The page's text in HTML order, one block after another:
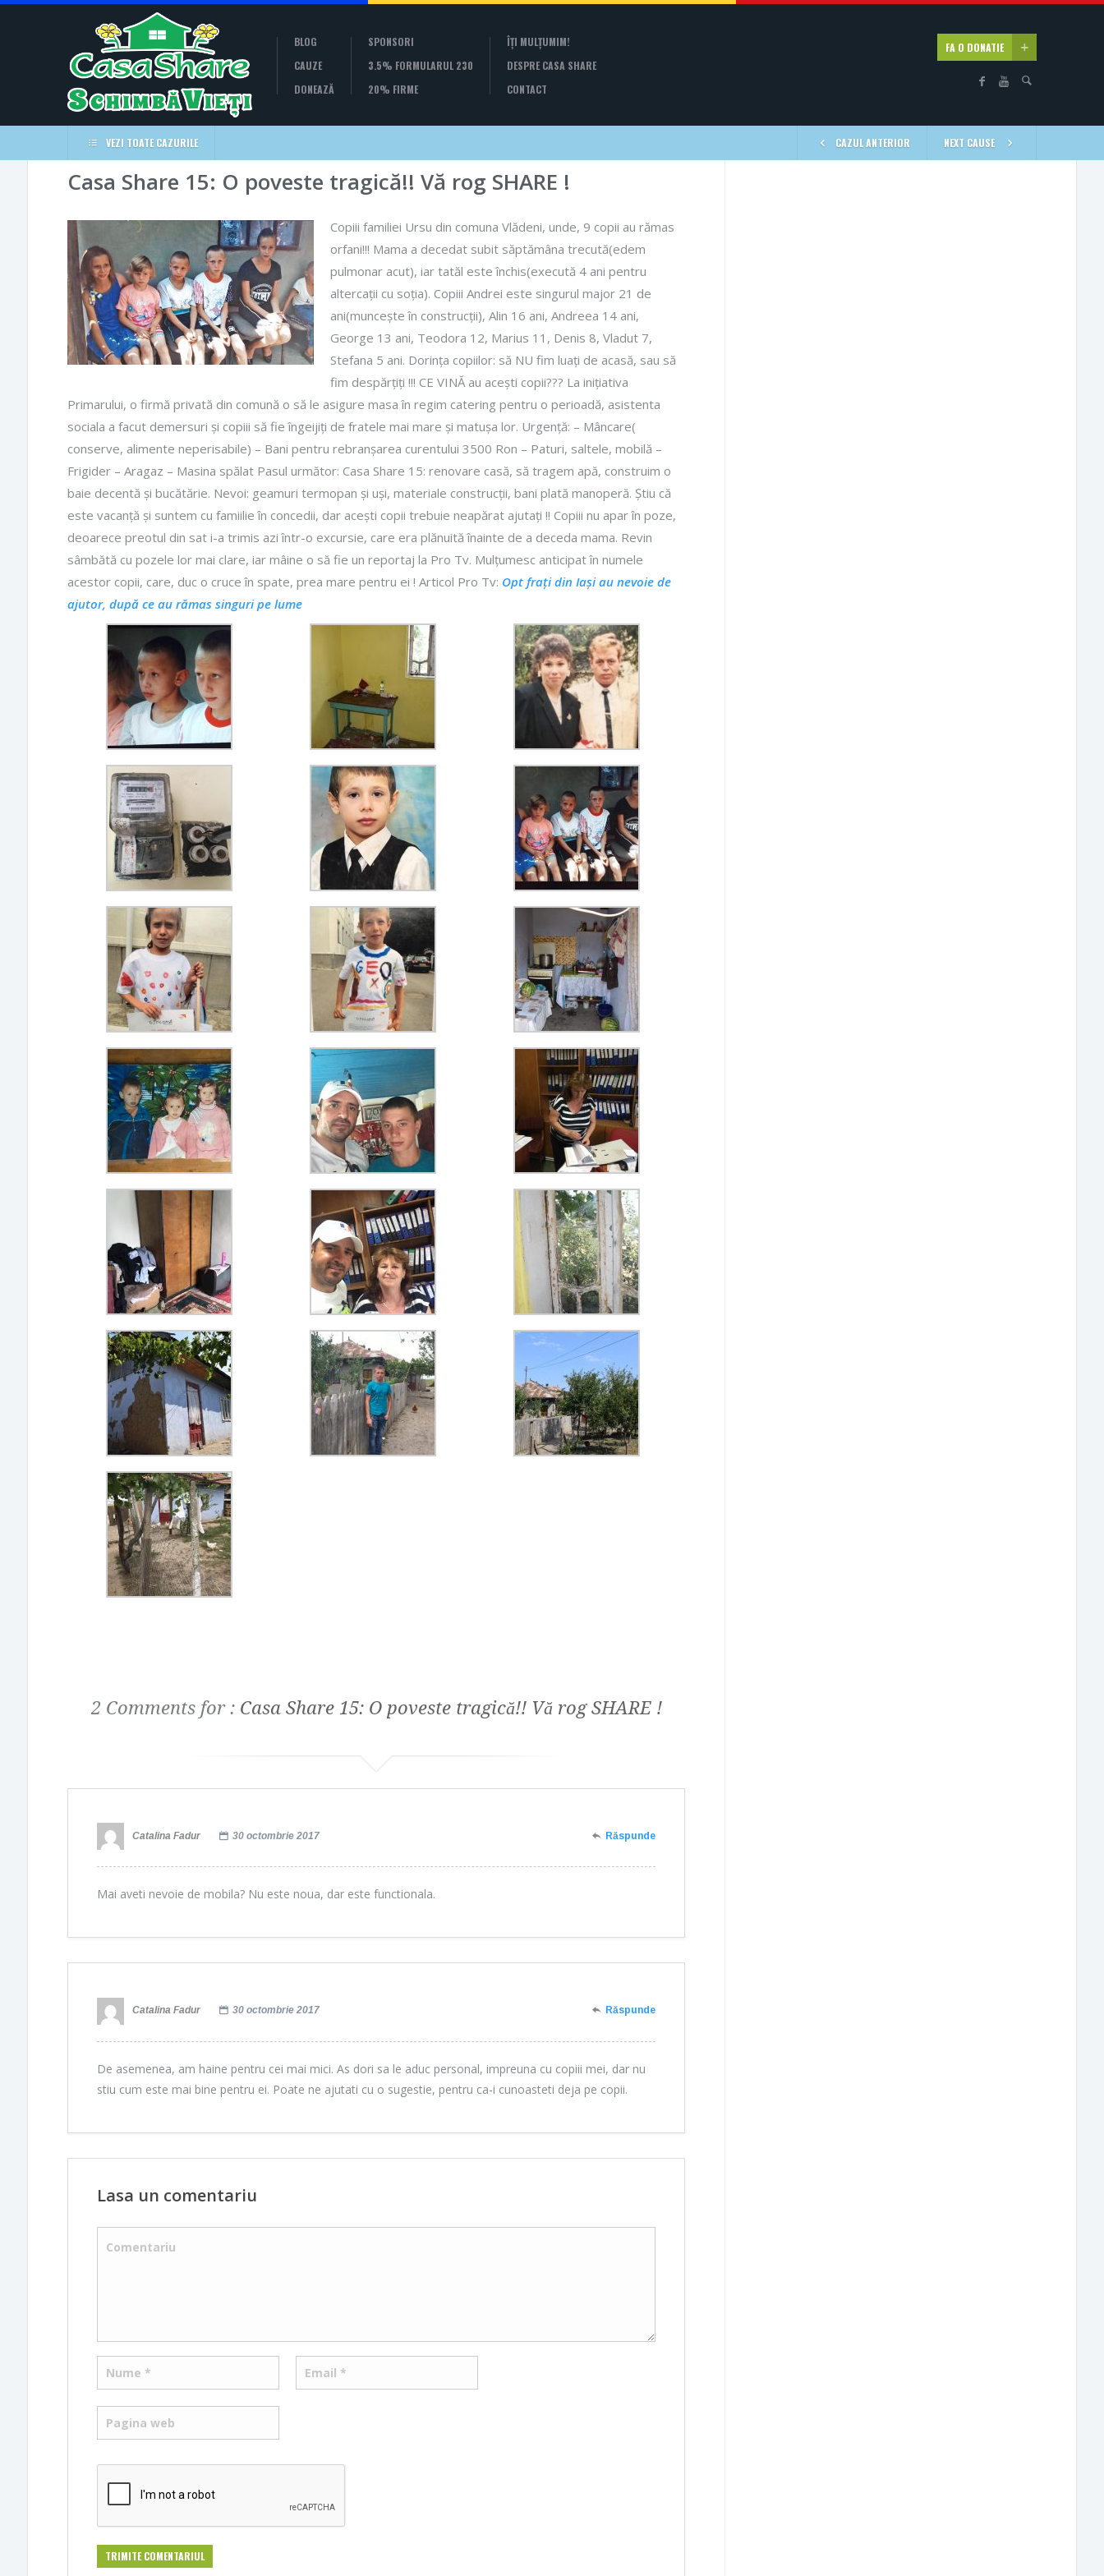
BLOG
CAUZE
DONEAZĂ
SPONSORI
3.5% FORMULARUL 230
20% FIRME
ÎȚI MULȚUMIM!
DESPRE CASA SHARE
CONTACT
FA O DONATIE
VEZI TOATE CAZURILE CAZUL ANTERIOR NEXT CAUSE
Casa Share 15: O poveste tragică!! Vă rog SHARE !
Copiii familiei Ursu din comuna Vlădeni, unde, 9 copii au rămas
orfani!!! Mama a decedat subit săptămâna trecută(edem
pulmonar acut), iar tatăl este închis(execută 4 ani pentru
altercații cu soția). Copiii Andrei este singurul major 21 de
ani(muncește în construcții), Alin 16 ani, Andreea 14 ani,
George 13 ani, Teodora 12, Marius 11, Denis 8, Vladut 7,
Stefana 5 ani. Dorința copiilor: să NU fim luați de acasă, sau să
fim despărțiți !!! CE VINĂ au acești copii??? La inițiativa
Primarului, o firmă privată din comună o să le asigure masa în regim catering pentru o perioadă, asistenta
sociala a facut demersuri și copiii să fie îngeijiți de fratele mai mare și matușa lor. Urgență: – Mâncare(
conserve, alimente neperisabile) – Bani pentru rebranșarea curentului 3500 Ron – Paturi, saltele, mobilă –
Frigider – Aragaz – Masina spălat Pasul următor: Casa Share 15: renovare casă, să tragem apă, construim o
baie decentă și bucătărie. Nevoi: geamuri termopan și uși, materiale construcții, bani plată manoperă. Știu că
este vacanță și suntem cu famiilie în concedii, dar acești copii trebuie neapărat ajutați !! Copiii nu apar în poze,
deoarece preotul din sat i-a trimis azi într-o excursie, care era plănuită înainte de a deceda mama. Revin
sâmbătă cu pozele lor mai clare, iar mâine o să fie un reportaj la Pro Tv. Mulțumesc anticipat în numele
acestor copii, care, duc o cruce în spate, prea mare pentru ei ! Articol Pro Tv: Opt frați din Iași au nevoie de
ajutor, după ce au rămas singuri pe lume
2 Comments for : Casa Share 15: O poveste tragică!! Vă rog SHARE !
Catalina Fadur 30 octombrie 2017 Răspunde
Mai aveti nevoie de mobila? Nu este noua, dar este functionala.
Catalina Fadur 30 octombrie 2017 Răspunde
De asemenea, am haine pentru cei mai mici. As dori sa le aduc personal, impreuna cu copiii mei, dar nu
stiu cum este mai bine pentru ei. Poate ne ajutati cu o sugestie, pentru ca-i cunoasteti deja pe copii.
Lasa un comentariu